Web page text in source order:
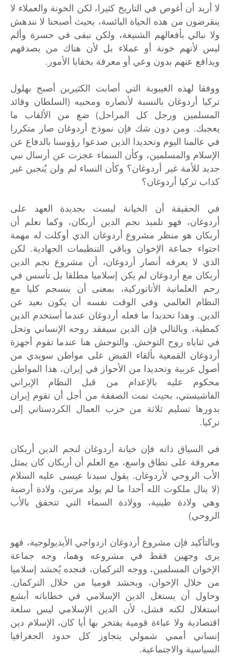
لا أريد أن أغوص في التاريخ كثيرا، لكن الخونة والعملاء لا
ينقرضون من هذه الحياة البائسة، بحيث أصبحنا لا نندهش
ولا نبالي بأفعالهم الشنيعة، ولكن نبقى في حسرة وألم
ليس لأنهم خونة أو عملاء بل لأن هناك من يصدقهم
ويدافع عنهم بدون وعي أو معرفة بخفايا الأمور.
ووفقا لهذه الغيبوبة التي أصابت الكثيرين أصبح بهلول
تركيا أردوغان بالنسبة لأنصاره ومحبيه (السلطان وقائد
المسلمين ورجل كل المراحل) ضع من الألقاب ما
يعجبك. ومن دون شك فإن نموذج أردوغان صار متكررا
في عالمنا اليوم وتحديدا الذين صدعوا رؤوسنا بالدفاع عن
الإسلام والمسلمين، وكأن السماء عجزت عن أرسال نبي
جديد للأمة غير أردوغان؟ وكأن النساء لم ولن يُنجبن غير
كذاب تركيا أردوغان؟
في الحقيقة أن الخيانة ليست بجديدة العهد على
أردوغان، فهو تلميذ نجم الدين أربكان، وكما نعلم أن
أربكان هو منظر مشروع أردوغان الذي أوكلت له مهمة
احتواء جماعة الإخوان وباقي التنظيمات الجهادية. لكن
الذي لا يعرفه أنصار أردوغان، أن مشروع نجم الدين
أربكان مع أردوغان لم يكن إسلاميا مطلقا بل تأسس في
رحم العلمانية الأتاتوركية، بمعنى أن ينسجم كليا مع
النظام العالمي وفي الوقت نفسه أن يكون بعيد عن
الدين. وهذا تحديدا ما فعله أردوغان عندما أستخدم الدين
كمطية، وبالتالي فإن الدين سيفقد روحه الإنساني وتحل
في ثناياه روح التوحش. والتوحش هنا عندما تقوم أجهزة
أردوغان القمعية بألقاء القبض على مواطن سويدي من
أصول عربية وتحديدا من الأحواز في إيران، هذا المواطن
محكوم عليه بالإعدام من قبل النظام الإيراني
الفاشيستي، بحيث تمت الصفقة من أجل أن تقوم إيران
بدورها تسليم ثلاثة من حزب العمال الكردستاني إلى
تركيا.
في السياق ذاته فإن خيانة أردوغان لنجم الدين أربكان
معروفة على نطاق واسع، مع العلم أن أربكان كان يمثل
الأب الروحي لأردوغان. يقول سيدنا عيسى عليه السلام
(لا ينال ملكوت الله أحدا ما لم يولد مرتين، ولادة أرضية
وهي ولادة طينية، وولادة السماء التي تتحقق بالأب
الروحي)
وبالتأكيد فإن مشروع أردوغان ازدواجي الأيديولوجية، فهو
يرى وجهين فقط في مشروعه وهما، وجه جماعة
الإخوان المسلمين، ووجه التركمان، فنجده يُحشد إسلاميا
من خلال الإخوان، ويحشد قوميا من خلال التركمان.
وحاول أن يستغل الدين الإسلامي في خطاباته أبشع
استغلال لكنه فشل، لأن الدين الإسلامي ليس سلعة
اقتصادية ولا عباءة قومية يفتخر بها أيا كان، الإسلام دين
إنساني أممي شمولي يتجاوز كل حدود الجغرافيا
السياسية والاجتماعية.